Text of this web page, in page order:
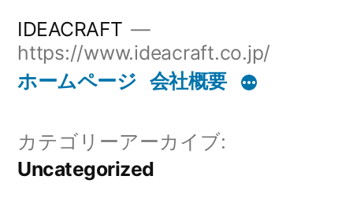
IDEACRAFT
https://www.ideacraft.co.jp/
ホームページ 会社概要
カテゴリーアーカイブ:
Uncategorized